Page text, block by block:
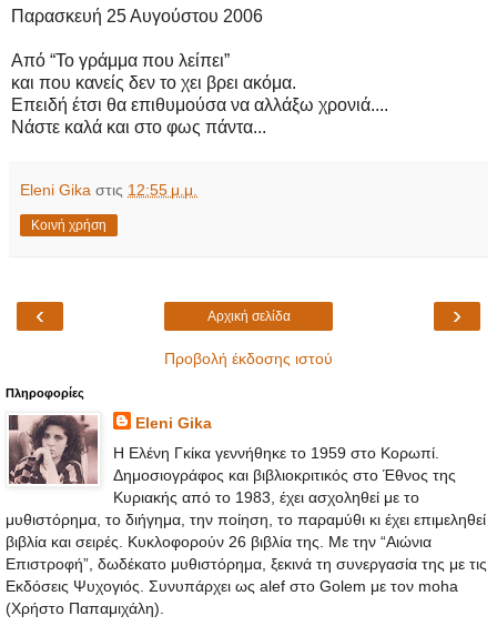
Παρασκευή 25 Αυγούστου 2006
Από “Το γράμμα που λείπει”
και που κανείς δεν το χει βρει ακόμα.
Επειδή έτσι θα επιθυμούσα να αλλάξω χρονιά....
Νάστε καλά και στο φως πάντα...
Eleni Gika στις 12:55 μ.μ.
Κοινή χρήση
‹ ›
Αρχική σελίδα
Προβολή έκδοσης ιστού
Πληροφορίες
Eleni Gika
Η Ελένη Γκίκα γεννήθηκε το 1959 στο Κορωπί.
Δημοσιογράφος και βιβλιοκριτικός στο Έθνος της
Κυριακής από το 1983, έχει ασχοληθεί με το
μυθιστόρημα, το διήγημα, την ποίηση, το παραμύθι κι έχει επιμεληθεί
βιβλία και σειρές. Κυκλοφορούν 26 βιβλία της. Με την “Αιώνια
Επιστροφή”, δωδέκατο μυθιστόρημα, ξεκινά τη συνεργασία της με τις
Εκδόσεις Ψυχογιός. Συνυπάρχει ως alef στο Golem με τον moha
(Χρήστο Παπαμιχάλη).